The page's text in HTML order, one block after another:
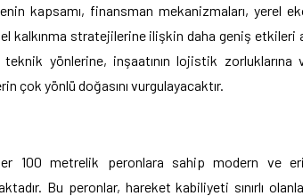
kapsamı, finansman mekanizmaları, yerel
kalkınma stratejilerine ilişkin daha geniş etkileri
teknik yönlerine, inşaatının lojistik
çok yönlü doğasını vurgulayacaktır.
100 metrelik peronlara sahip modern ve
Bu peronlar, hareket kabiliyeti sınırlı